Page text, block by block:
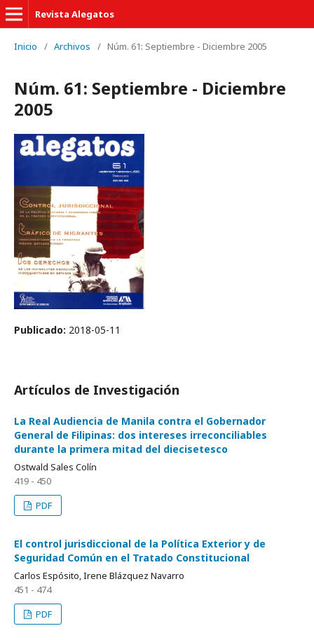
Revista Alegatos
Inicio / Archivos / Núm. 61: Septiembre - Diciembre 2005
Núm. 61: Septiembre - Diciembre
2005
Publicado: 2018-05-11
Artículos de Investigación
La Real Audiencia de Manila contra el Gobernador
General de Filipinas: dos intereses irreconciliables
durante la primera mitad del diecisetesco
Ostwald Sales Colín
419 - 450
PDF
El control jurisdiccional de la Política Exterior y de
Seguridad Común en el Tratado Constitucional
Carlos Espósito, Irene Blázquez Navarro
451 - 474
PDF